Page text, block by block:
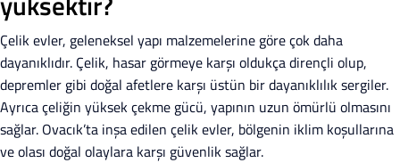
Çelik evler, geleneksel yapı malzemelerine göre çok daha
dayanıklıdır. Çelik, hasar görmeye karşı oldukça dirençli olup,
depremler gibi doğal afetlere karşı üstün bir dayanıklılık sergiler.
Ayrıca çeliğin yüksek çekme gücü, yapının uzun ömürlü olmasını
sağlar. Ovacık’ta inşa edilen çelik evler, bölgenin iklim koşullarına
ve olası doğal olaylara karşı güvenlik sağlar.